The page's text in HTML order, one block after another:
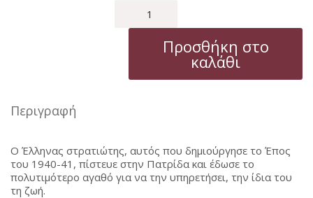
ΤΟΥ
Προσθήκη στο
καλάθι
Περιγραφή
Ο Έλληνας στρατιώτης, αυτός που δημιούργησε το Έπος
του 1940-41, πίστευε στην Πατρίδα και έδωσε το
πολυτιμότερο αγαθό για να την υπηρετήσει, την ίδια του
τη ζωή.